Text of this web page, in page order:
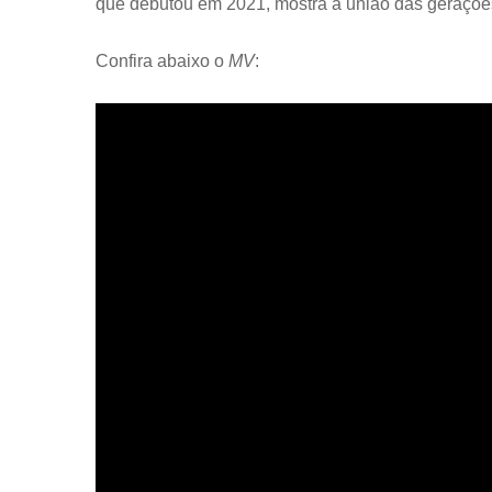
que debutou em 2021, mostra a união das
Confira abaixo o MV: